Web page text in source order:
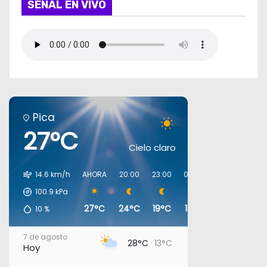
SEÑAL EN VIVO
Pica
27°C Cielo claro
14.6 km/h
100.9 kPa
10 %
AHORA
27°C
20:00
24°C
23:00
19°C
02:00
13°C
7 de agosto
Hoy 28°C 13°C